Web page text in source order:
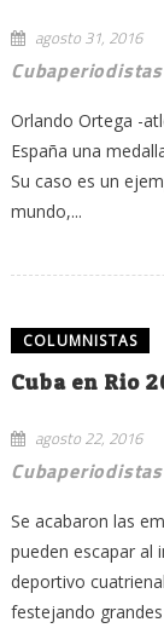
agosto 31, 2016
Cubaperiodistas
Orlando Ortega -
España una
Su caso es un
mundo,...
COLUMNISTAS
Cuba en Rio
agosto 22, 2016
Cubaperiodistas
Se acabaron las
pueden escapar al
deportivo
festejando grandes